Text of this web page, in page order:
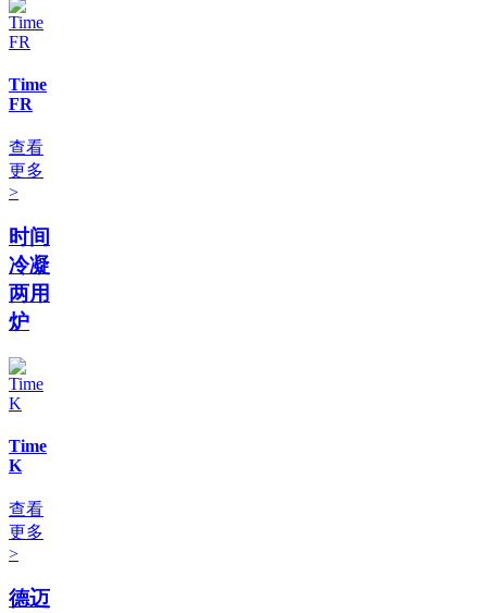
Time
FR
查看
更多
>
时间
冷凝
两用
炉
Time
K
查看
更多
>
德迈